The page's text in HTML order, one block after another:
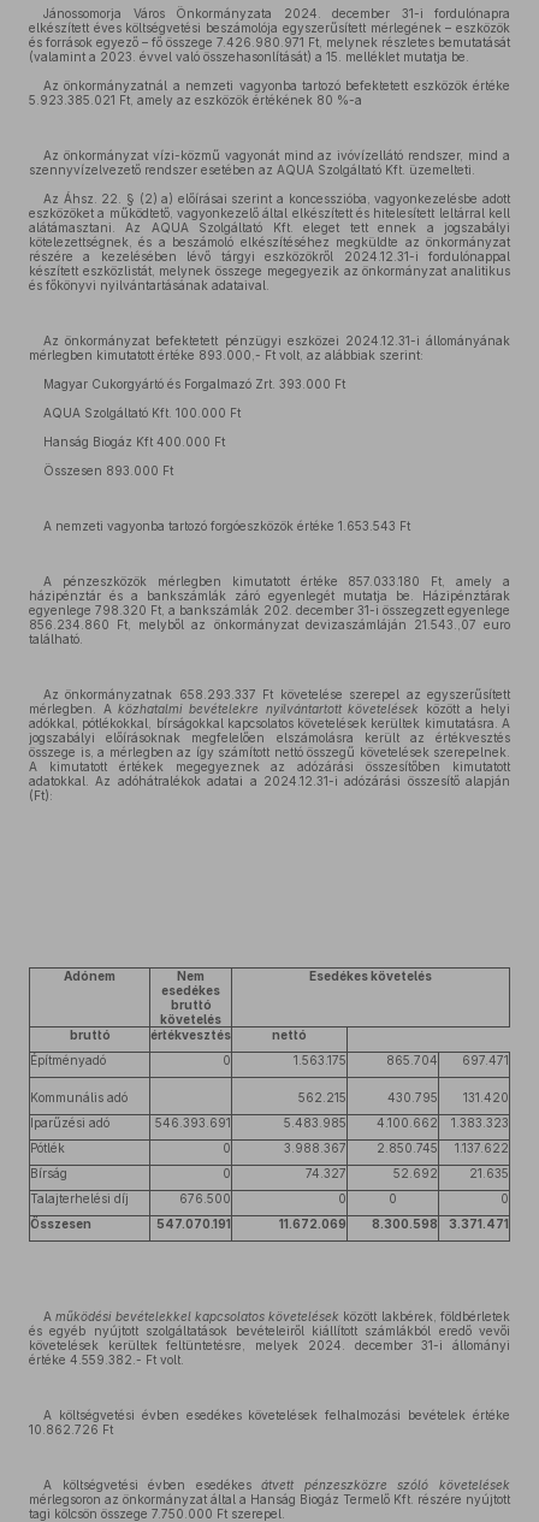
Jánossomorja Város Önkormányzata 2024. december 31-i fordulónapra
elkészített éves költségvetési beszámolója egyszerűsített mérlegének – eszközök
és források egyező – fő összege 7.426.980.971 Ft, melynek részletes bemutatását
(valamint a 2023. évvel való összehasonlítását) a 15. melléklet mutatja be.
Az önkormányzatnál a nemzeti vagyonba tartozó befektetett eszközök értéke
5.923.385.021 Ft, amely az eszközök értékének 80 %-a
Az önkormányzat vízi-közmű vagyonát mind az ivóvízellátó rendszer, mind a
szennyvízelvezető rendszer esetében az AQUA Szolgáltató Kft. üzemelteti.
Az Áhsz. 22. § (2) a) előírásai szerint a koncesszióba, vagyonkezelésbe adott
eszközöket a működtető, vagyonkezelő által elkészített és hitelesített leltárral kell
alátámasztani. Az AQUA Szolgáltató Kft. eleget tett ennek a jogszabályi
kötelezettségnek, és a beszámoló elkészítéséhez megküldte az önkormányzat
részére a kezelésében lévő tárgyi eszközökről 2024.12.31-i fordulónappal
készített eszközlistát, melynek összege megegyezik az önkormányzat analitikus
és főkönyvi nyilvántartásának adataival.
Az önkormányzat befektetett pénzügyi eszközei 2024.12.31-i állományának
mérlegben kimutatott értéke 893.000,- Ft volt, az alábbiak szerint:
Magyar Cukorgyártó és Forgalmazó Zrt. 393.000 Ft
AQUA Szolgáltató Kft. 100.000 Ft
Hanság Biogáz Kft 400.000 Ft
Összesen 893.000 Ft
A nemzeti vagyonba tartozó forgóeszközök értéke 1.653.543 Ft
A pénzeszközök mérlegben kimutatott értéke 857.033.180 Ft, amely a
házipénztár és a bankszámlák záró egyenlegét mutatja be. Házipénztárak
egyenlege 798.320 Ft, a bankszámlák 202. december 31-i összegzett egyenlege
856.234.860 Ft, melyből az önkormányzat devizaszámláján 21.543.,07 euro
található.
Az önkormányzatnak 658.293.337 Ft követelése szerepel az egyszerűsített
mérlegben. Aközhatalmi bevételekre nyilvántartott követelések
között a helyi
adókkal, pótlékokkal, bírságokkal kapcsolatos követelések kerültek kimutatásra. A
jogszabályi előírásoknak megfelelően elszámolásra került az értékvesztés
összege is, a mérlegben az így számított nettó összegű követelések szerepelnek.
A kimutatott értékek megegyeznek az adózárási összesítőben kimutatott
adatokkal. Az adóhátralékok adatai a 2024.12.31-i adózárási összesítő alapján
(Ft):
Adónem
Nem
esedékes
bruttó
követelés
Esedékes követelés
bruttó értékvesztés
nettó
Építményadó
0 1.563.175 865.704 697.471
Kommunális adó 562.215 430.795
131.420
Iparűzési adó
546.393.691 5.483.985 4.100.662
1.383.323
Pótlék
0 3.988.367 2.850.745
1.137.622
Bírság
0 74.327 52.692
21.635
Talajterhelési díj
676.500 0 0
0
Összesen
547.070.191 11.672.069 8.300.598 3.371.471
Aműködési bevételekkel kapcsolatos követelések között lakbérek, földbérletek
és egyéb nyújtott szolgáltatások bevételeiről kiállított számlákból eredő vevői
követelések kerültek feltüntetésre, melyek 2024. december 31-i állományi
értéke 4.559.382.- Ft volt.
A költségvetési évben esedékes követelések felhalmozási bevételek értéke
10.862.726 Ft
A költségvetési évben esedékesátvett pénzeszközre szóló követelések
mérlegsoron az önkormányzat által a Hanság Biogáz Termelő Kft. részére nyújtott
tagi kölcsön összege 7.750.000 Ft szerepel.